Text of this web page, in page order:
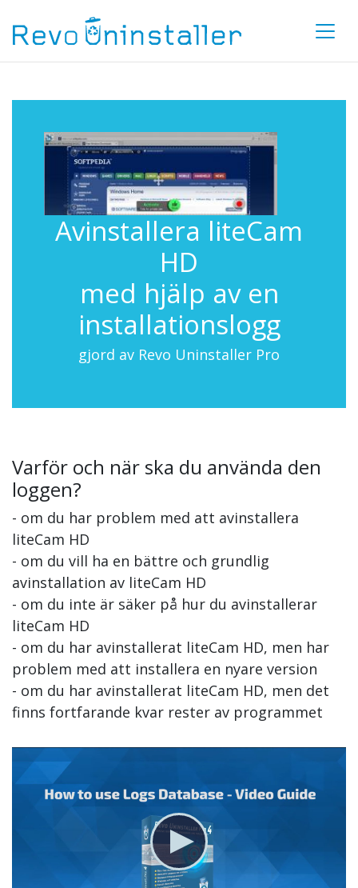
Avinstallera liteCam
HD
med hjälp av en
installationslogg
gjord av Revo Uninstaller Pro
Varför och när ska du använda den
loggen?
- om du har problem med att avinstallera
liteCam HD
- om du vill ha en bättre och grundlig
avinstallation av liteCam HD
- om du inte är säker på hur du avinstallerar
liteCam HD
- om du har avinstallerat liteCam HD, men har
problem med att installera en nyare version
- om du har avinstallerat liteCam HD, men det
finns fortfarande kvar rester av programmet